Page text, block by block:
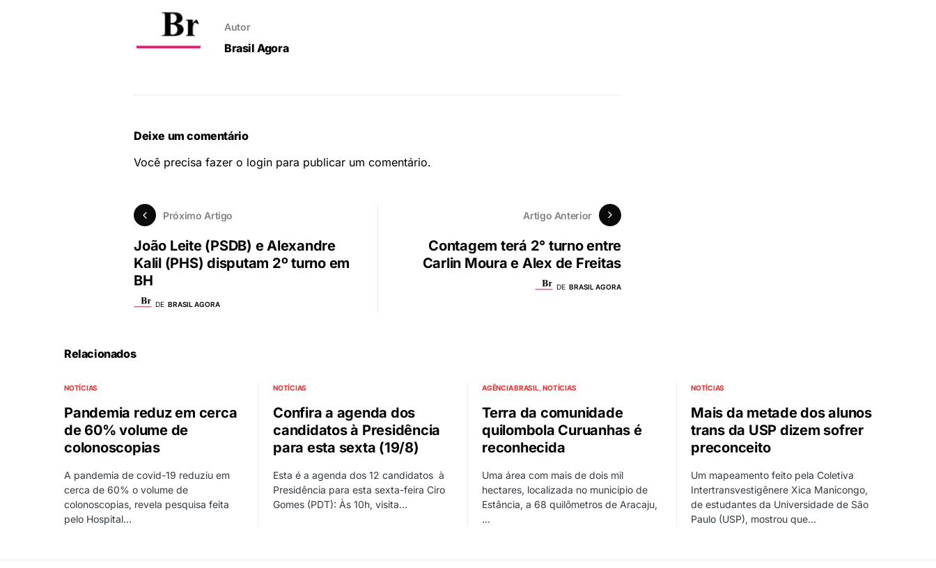
Autor
Brasil Agora
Deixe um comentário
Você precisa fazer o login para publicar um comentário.
Próximo Artigo
João Leite (PSDB) e Alexandre
Kalil (PHS) disputam 2º turno em
BH
DE BRASIL AGORA
Artigo Anterior
Contagem terá 2° turno entre
Carlin Moura e Alex de Freitas
DE BRASIL AGORA
Relacionados
NOTÍCIAS
Pandemia reduz em cerca
de 60% volume de
colonoscopias
A pandemia de covid-19 reduziu em
cerca de 60% o volume de
colonoscopias, revela pesquisa feita
pelo Hospital…
NOTÍCIAS
Confira a agenda dos
candidatos à Presidência
para esta sexta (19/8)
Esta é a agenda dos 12 candidatos à
Presidência para esta sexta-feira Ciro
Gomes (PDT): Às 10h, visita…
AGÊNCIA BRASIL NOTÍCIAS
Terra da comunidade
quilombola Curuanhas é
reconhecida
Uma área com mais de dois mil
hectares, localizada no município de
Estância, a 68 quilômetros de Aracaju,
…
NOTÍCIAS
Mais da metade dos alunos
trans da USP dizem sofrer
preconceito
Um mapeamento feito pela Coletiva
Intertransvestigênere Xica Manicongo,
de estudantes da Universidade de São
Paulo (USP), mostrou que…